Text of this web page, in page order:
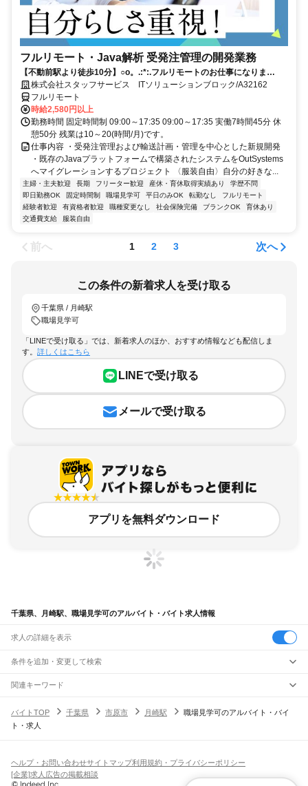
フルリモート・Java解析 受発注管理の開発業務
【不動前駅より徒歩10分】○o。.:*:.フルリモートのお仕事になりま
す.:*:.。o○ご応募お待ちしております！
株式会社スタッフサービス ITソリューションブロック/A32162
フルリモート
時給2,580円以上
勤務時間 固定時間制 09:00～17:35 09:00～17:35 実働7時間45分 休
憩50分 残業は10～20(時間/月)です。
仕事内容 ・受発注管理および輸送計画・管理を中心とした新規開発
・既存のJavaプラットフォームで構築されたシステムをOutSystems
へマイグレーションするプロジェクト 〈服装自由〉自分の好きな...
主婦・主夫歓迎 長期 フリーター歓迎 産休・育休取得実績あり
学歴不問
即日勤務OK
固定時間制 職場見学可 平日のみOK 転勤なし
フルリモート
経験者歓迎
有資格者歓迎 職種変更なし 社会保険完備 ブランクOK
育休あり
交通費支給
服装自由
前へ 1 2 3 次へ
この条件の新着求人を受け取る
千葉県 / 月崎駅
職場見学可
「LINEで受け取る」では、新着求人のほか、おすすめ情報なども配信しま
す。 詳しくはこちら
LINEで受け取る
メールで受け取る
アプリを無料ダウンロード
千葉県、月崎駅、職場見学可のアルバイト・バイト求人情報
求人の詳細を表示
条件を追加・変更して検索
市区町村を追加・変更
千葉県すべて
千葉市
旭市習志野市柏市勝浦市市原市流山市八千代市我孫子市鴨川市鎌ケ谷市
君津市富津市浦安市 印西市白井市富里市南房総市
駅を追加・変更
JR中央・総武線
市川駅本八幡駅下総中山駅 津田沼駅幕張本郷駅幕張駅
職種を追加・変更
飲食・フードサービスすべて
ホールスタッフキッチンスタッフ
パン屋（ベーカリー）
バー（BAR）・バーテンダー
人気
日払いOK高校生歓迎 髪型・髪色自由
雇用形態を追加・変更
関連キーワード
バイトTOP
千葉県 市原市 月崎駅
職場見学可のアルバイト・バイ
ト・求人
ヘルプ・お問い合わせサイトマップ利用規約・プライバシーポリシー
[企業]求人広告の掲載相談